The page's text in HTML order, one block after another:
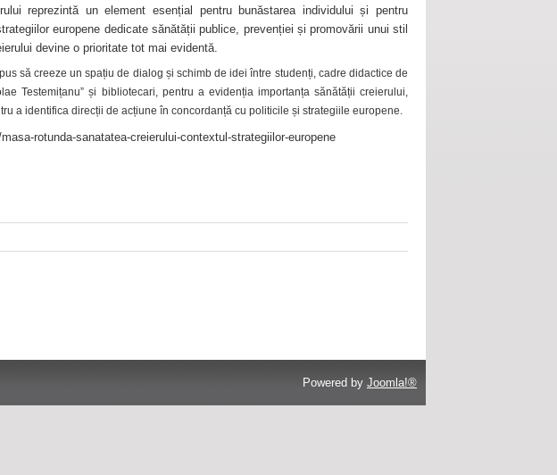
reprezintă un element esențial pentru bunăstarea individului și pentru
europene dedicate sănătății publice, prevenției și promovării unui stil
devine o prioritate tot mai evidentă.
să creeze un spațiu de dialog și schimb de idei între studenți, cadre didactice de
Testemițanu” și bibliotecari, pentru a evidenția importanța sănătății creierului,
a identifica direcții de acțiune în concordanță cu politicile și strategiile europene.
rotunda-sanatatea-creierului-contextul-strategiilor-europene
Powered by Joomla!®